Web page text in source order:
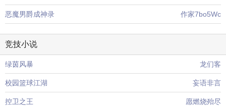
恶魔男爵成神录 作家7bo5Wc
竞技小说
绿茵风暴 龙们客
校园篮球江湖 妄语非言
控卫之王 愿燃烧殆尽